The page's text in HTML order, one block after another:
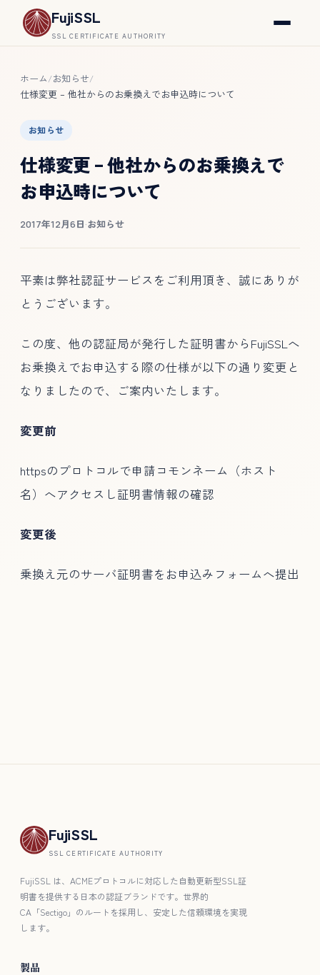
FujiSSL
SSL CERTIFICATE AUTHORITY
ホーム/お知らせ/
仕様変更 – 他社からのお乗換えでお申込時について
お知らせ
仕様変更 – 他社からのお乗換えで
お申込時について
2017年12月6日·お知らせ
平素は弊社認証サービスをご利用頂き、誠にありが
とうございます。
この度、他の認証局が発行した証明書からFujiSSLへ
お乗換えでお申込する際の仕様が以下の通り変更と
なりましたので、ご案内いたします。
変更前
httpsのプロトコルで申請コモンネーム（ホスト
名）へアクセスし証明書情報の確認
変更後
乗換え元のサーバ証明書をお申込みフォームへ提出
FujiSSL
SSL CERTIFICATE AUTHORITY
FujiSSL は、ACMEプロトコルに対応した自動更新型SSL証
明書を提供する日本の認証ブランドです。世界的
CA「Sectigo」のルートを採用し、安定した信頼環境を実現
します。
製品